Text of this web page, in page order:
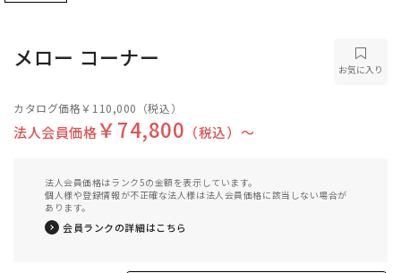
メロー コーナー お気に入り
カタログ価格￥110,000 （税込）
法人会員価格￥74,800 （税込）〜
法人会員価格はランク5の金額を表示しています。
個人様や登録情報が不正確な法人様は法人会員価格に該当しない場合が
あります。
会員ランクの詳細はこちら